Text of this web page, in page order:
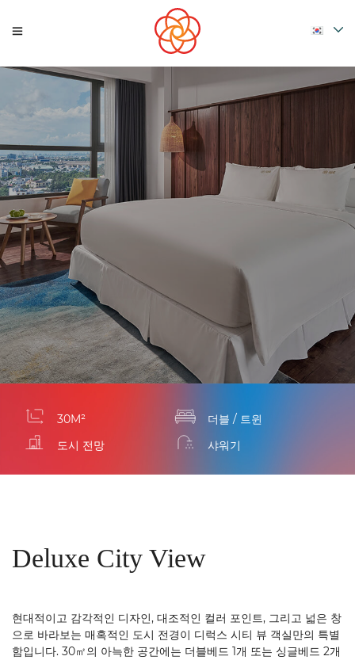
30M²
더블 / 트윈
도시 전망
샤워기
Deluxe City View
현대적이고 감각적인 디자인, 대조적인 컬러 포인트, 그리고 넓은 창
으로 바라보는 매혹적인 도시 전경이 디럭스 시티 뷰 객실만의 특별
함입니다. 30㎡의 아늑한 공간에는 더블베드 1개 또는 싱글베드 2개